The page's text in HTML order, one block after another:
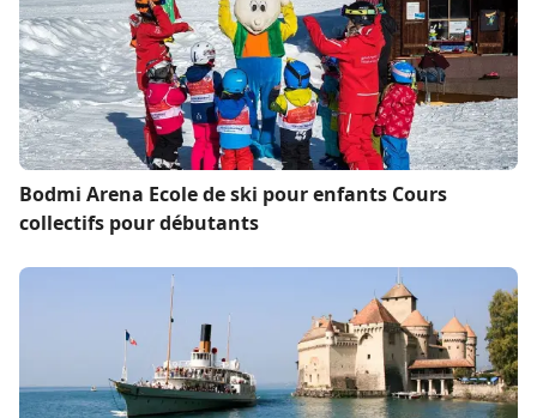
Bodmi Arena Ecole de ski pour enfants Cours
collectifs pour débutants